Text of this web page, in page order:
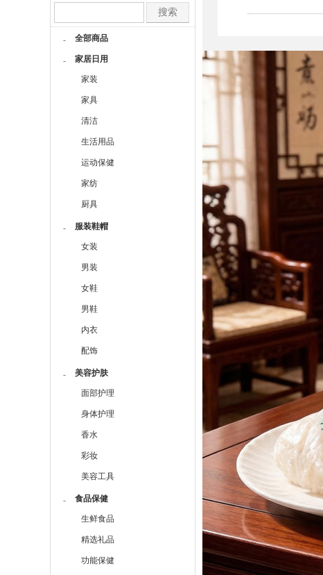
搜索
- 全部商品
- 家居日用
家装
家具
清洁
生活用品
运动保健
家纺
厨具
- 服装鞋帽
女装
男装
女鞋
男鞋
内衣
配饰
- 美容护肤
面部护理
身体护理
香水
彩妆
美容工具
- 食品保健
生鲜食品
精选礼品
功能保健